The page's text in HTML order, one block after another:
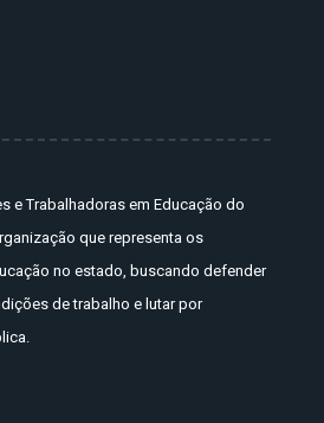
e Trabalhadoras em Educação do
que representa os
no estado, buscando defender
de trabalho e lutar por